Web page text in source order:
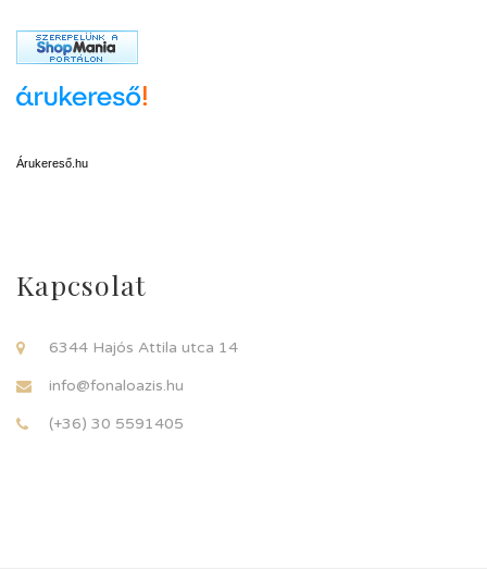
Árukereső.hu
Kapcsolat
6344 Hajós Attila utca 14
info@fonaloazis.hu
(+36) 30 5591405